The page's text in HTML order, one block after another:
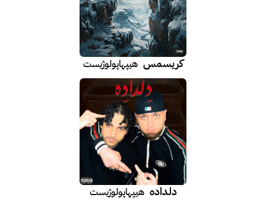
کریسمس هیپهاپولوژیست
دلداده هیپهاپولوژیست